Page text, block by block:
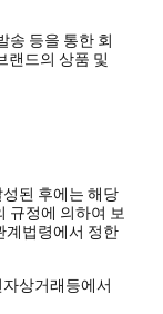
송 등을 통한 회
랜드의 상품 및
된 후에는 해당
규정에 의하여 보
계법령에서 정한
상거래등에서